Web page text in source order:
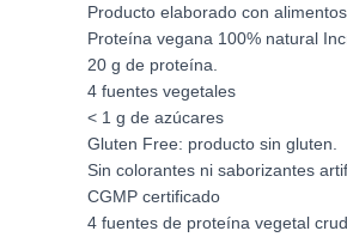
Producto elaborado con
Proteína vegana 100% natural
20 g de proteína.
4 fuentes vegetales
< 1 g de azúcares
Gluten Free: producto sin gluten.
Sin colorantes ni saborizantes
CGMP certificado
4 fuentes de proteína vegetal